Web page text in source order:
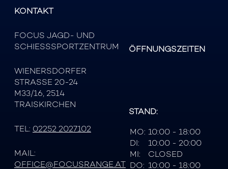
KONTAKT
FOCUS JAGD- UND
SCHIESSSPORTZENTRUM
WIENERSDORFER
STRASSE 20-24
M33/16, 2514
TRAISKIRCHEN
TEL: 02252 2027102
MAIL:
OFFICE@FOCUSRANGE.AT
ÖFFNUNGSZEITEN
STAND:
MO: 10:00 - 18:00
DI:
10:00 - 20:00
MI:
CLOSED
DO: 10:00 - 18:00